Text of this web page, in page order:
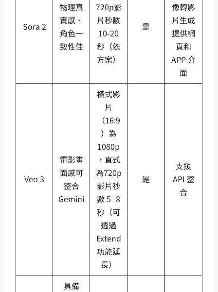
Sora 2
物理真
實感、
角色一
致性佳
720p影
片秒數
10-20
秒（依
方案）
是
像轉影
片生成
提供網
頁和
APP 介
面
Veo 3
電影畫
面感可
整合
Gemini
橫式影
片
（16:9
）為
1080p
，直式
為720p
影片秒
數 5 -8
秒（可
透過
Extend
功能延
長）
是
支援
API 整
合
具備